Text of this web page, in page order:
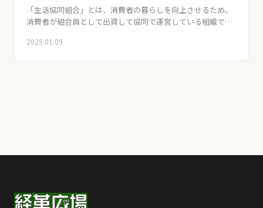
「生活協同組合」とは、消費者の暮らしを向上させるため、
消費者が組合員として出資して協同で運営している組織で
ーの運営を主軸に、全国各地にある生活協同
2025.01.09